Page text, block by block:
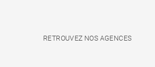
RETROUVEZ NOS AGENCES